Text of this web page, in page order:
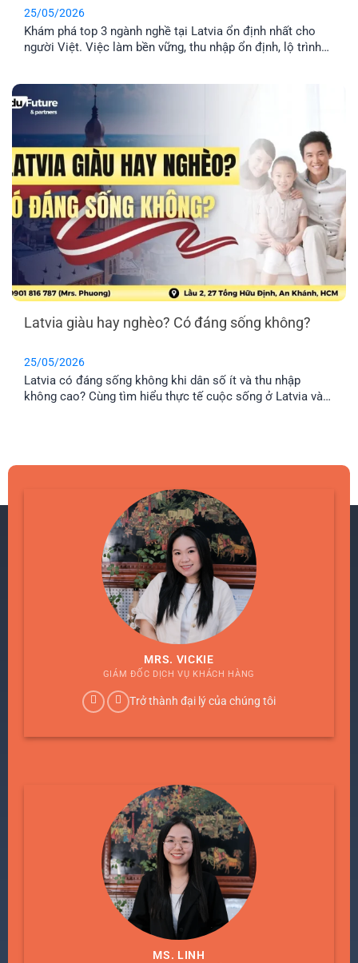
25/05/2026
Khám phá top 3 ngành nghề tại Latvia ổn định nhất cho
người Việt. Việc làm bền vững, thu nhập ổn định, lộ trình
Latvia giàu hay nghèo? Có đáng sống không?
25/05/2026
Latvia có đáng sống không khi dân số ít và thu nhập
không cao? Cùng tìm hiểu thực tế cuộc sống ở Latvia và
MRS. VICKIE
GIÁM ĐỐC DỊCH VỤ KHÁCH HÀNG
Trở thành đại lý của chúng tôi
MS. LINH